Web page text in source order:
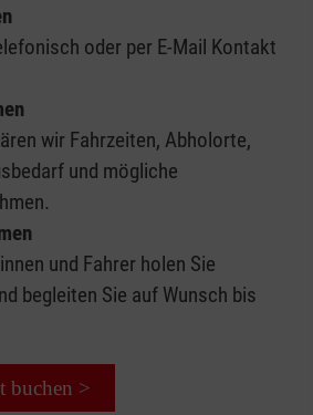
oder per E-Mail Kontakt
wir Fahrzeiten, Abholorte,
und mögliche
und Fahrer holen Sie
begleiten Sie auf Wunsch bis
buchen >